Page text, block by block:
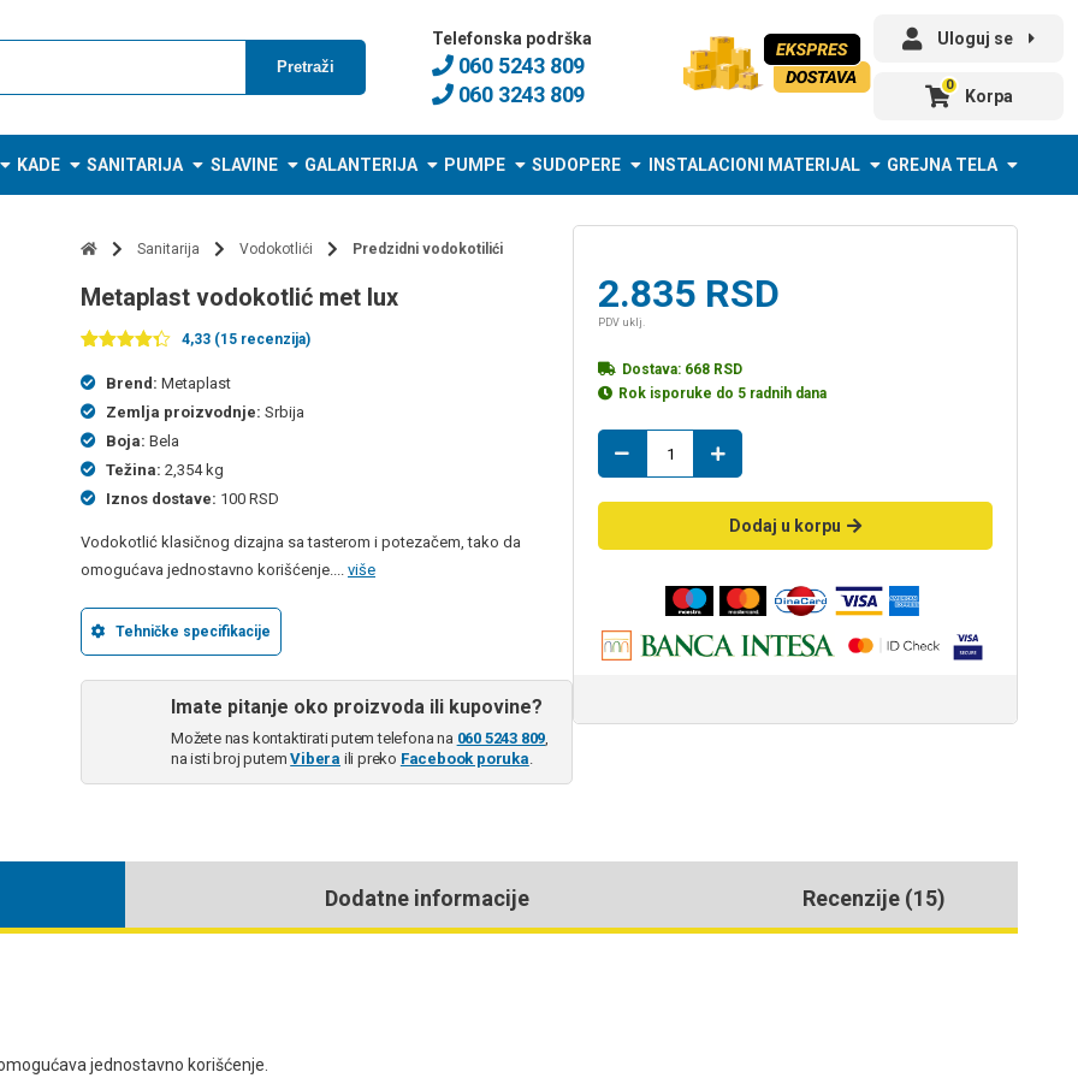
Pretraži
Telefonska podrška
060 5243 809
060 3243 809
Uloguj se
0
Korpa
KADE SANITARIJA SLAVINE GALANTERIJA PUMPE SUDOPERE INSTALACIONI MATERIJAL GREJNA TELA
Sanitarija Vodokotlići Predzidni vodokotilići
Metaplast vodokotlić met lux
4.33od 5
osnovu
ocena
kupaca
4,33 (15 recenzija)
Brend: Metaplast
Zemlja proizvodnje: Srbija
Boja: Bela
Težina: 2,354 kg
Iznos dostave: 100 RSD
Vodokotlić klasičnog dizajna sa tasterom i potezačem, tako da
omogućava jednostavno korišćenje.... više
Tehničke specifikacije
Imate pitanje oko proizvoda ili kupovine?
Možete nas kontaktirati putem telefona na 060 5243 809,
na isti broj putemVibera ili preko Facebook poruka.
2.835 RSD
PDV uklj.
Dostava: 668 RSD
Rok isporuke do 5 radnih dana
vodokotlić
količina
Dodaj u korpu
Dodatne informacije Recenzije (15)
jednostavno korišćenje.